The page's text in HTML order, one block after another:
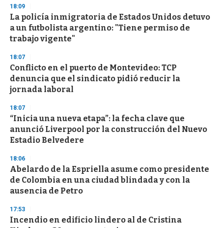
s
e
c
o
n
18:09
La policía inmigratoria de Estados Unidos detuvo
a un futbolista argentino: "Tiene permiso de
trabajo vigente"
18:07
Conflicto en el puerto de Montevideo: TCP
denuncia que el sindicato pidió reducir la
jornada laboral
18:07
“Inicia una nueva etapa”: la fecha clave que
anunció Liverpool por la construcción del Nuevo
Estadio Belvedere
18:06
Abelardo de la Espriella asume como presidente
de Colombia en una ciudad blindada y con la
ausencia de Petro
17:53
Incendio en edificio lindero al de Cristina